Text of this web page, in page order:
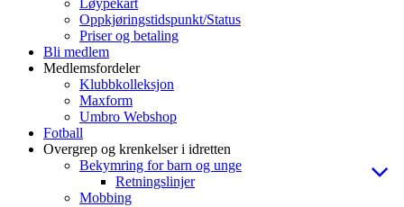
Løypekart
Oppkjøringstidspunkt/Status
Priser og betaling
Bli medlem
Medlemsfordeler
Klubbkolleksjon
Maxform
Umbro Webshop
Fotball
Overgrep og krenkelser i idretten
Bekymring for barn og unge
Retningslinjer
Mobbing